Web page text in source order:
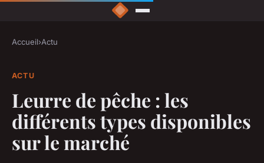
Accueil›Actu
ACTU
Leurre de pêche : les
différents types disponibles
sur le marché